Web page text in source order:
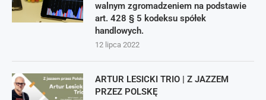
walnym zgromadzeniem na podstawie
art. 428 § 5 kodeksu spółek
handlowych.
12 lipca 2022
ARTUR LESICKI TRIO | Z JAZZEM
PRZEZ POLSKĘ